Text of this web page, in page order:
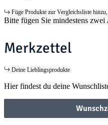
Füge Produkte zur Vergleichsliste
Bitte fügen Sie mindestens
Merkzettel
Deine Lieblingsprodukte
Hier findest du deine